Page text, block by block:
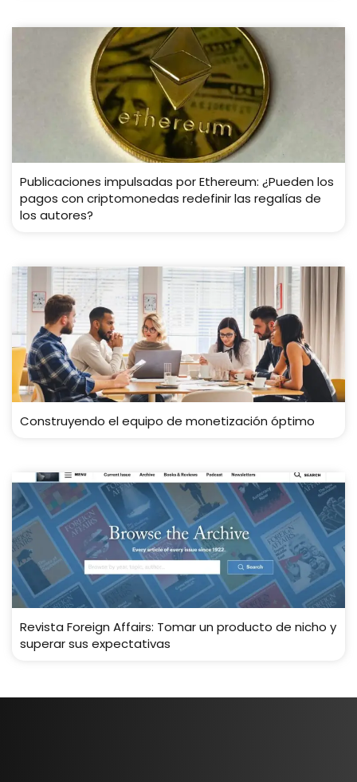
Publicaciones impulsadas por Ethereum: ¿Pueden los
pagos con criptomonedas redefinir las regalías de
los autores?
Construyendo el equipo de monetización óptimo
Revista Foreign Affairs: Tomar un producto de nicho y
superar sus expectativas